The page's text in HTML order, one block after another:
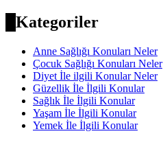
Kategoriler
Anne Sağlığı Konuları Neler
Çocuk Sağlığı Konuları Neler
Diyet İle ilgili Konular Neler
Güzellik İle İlgili Konular
Sağlık İle İlgili Konular
Yaşam İle İlgili Konular
Yemek İle İlgili Konular